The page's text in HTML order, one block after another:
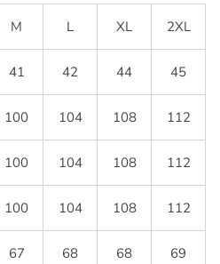
M L XL 2XL
41 42 44 45
100 104 108 112
100 104 108 112
100 104 108 112
67 68 68 69